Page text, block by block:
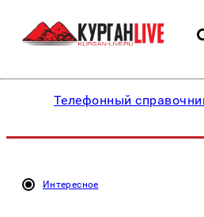
Телефонный
Интересное